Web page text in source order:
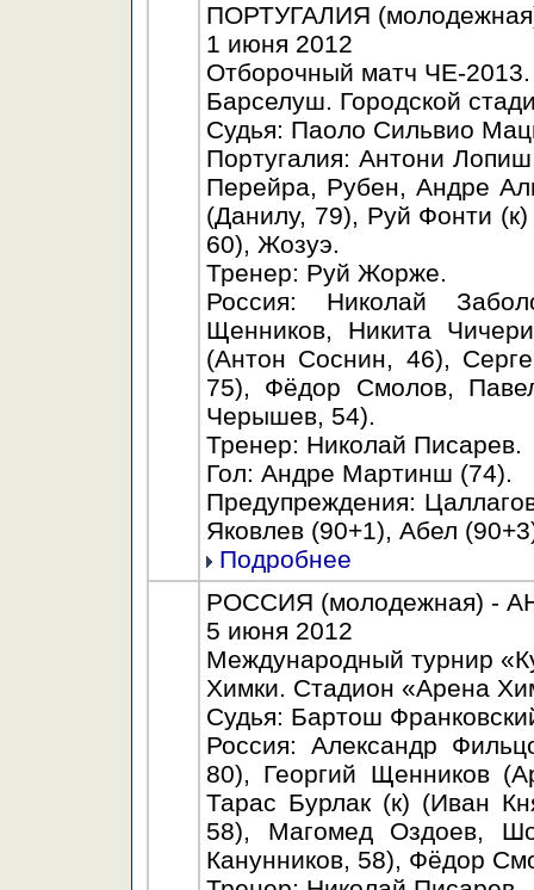
ПОРТУГАЛИЯ
1 июня 2012
Отборочный матч ЧЕ-2013.
Барселуш. Городской
Судья: Паоло Сильвио
Португалия: Антони
Перейра, Рубен, Андре
(Данилу, 79), Руй Фонти
60), Жозуэ.
Тренер: Руй Жорже.
Россия: Николай
Щенников, Никита
(Антон Соснин, 46),
75), Фёдор Смолов,
Черышев, 54).
Тренер: Николай Писарев.
Гол: Андре Мартинш (74).
Предупреждения:
Яковлев (90+1), Абел
Подробнее
РОССИЯ (молодежная) -
5 июня 2012
Международный турнир
Химки. Стадион «Арена
Судья: Бартош
Россия: Александр
80), Георгий Щенников
Тарас Бурлак (к) (Иван
58), Магомед Оздоев,
Канунников, 58), Фёдор